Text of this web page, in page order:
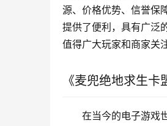
源、价格优势、信誉保
提供了便利，具有广泛
值得广大玩家和商家关
《麦兜绝地求生
在当今的电子游戏